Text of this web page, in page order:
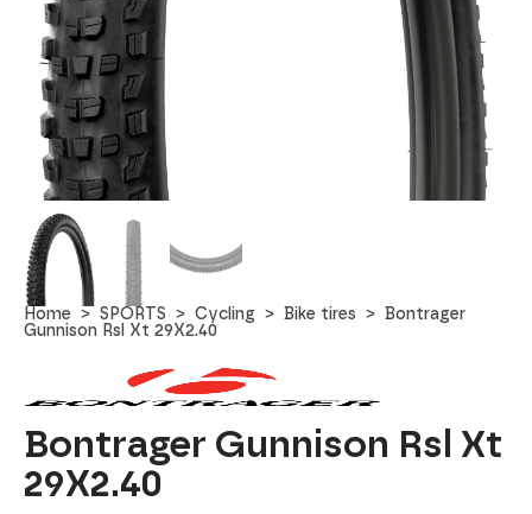
Home SPORTS Cycling Bike tires
Bontrager
Gunnison Rsl Xt 29X2.40
Bontrager Gunnison Rsl Xt
29X2.40